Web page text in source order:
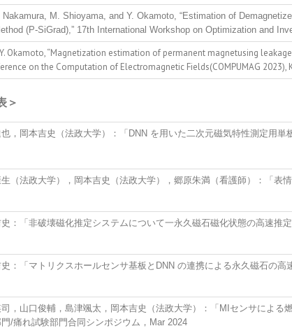
M. Shioyama, and Y. Okamoto, “Estimation of
(P-SiGrad),” 17th International Workshop on Optimization and
Okamoto, “Magnetization estimation of permanent magnetusing
on the Computation of Electromagnetic Fields(COMPUMAG 2023),
＞
，岡本吉史（法政大学）：「DNN を用いた二次元磁気特性測定用
（法政大学），岡本吉史（法政大学），郷原朱満（看護師）：「
：「非破壊磁化推定システムについて一永久磁石磁化状態の高速
：「マトリクスホールセンサ基板とDNN の連携による永久磁石の
，山口俊輔，島津颯太，岡本吉史（法政大学）：「MIセンサによ
/痛れ試験部門合同シンポジウム，Mar 2024